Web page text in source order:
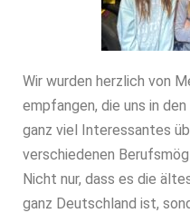
Wir wurden herzlich von
empfangen, die uns in
ganz viel Interessantes
verschiedenen
Nicht nur, dass es die
ganz Deutschland ist,